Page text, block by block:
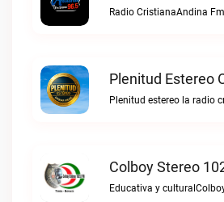
Radio CristianaAndina
Plenitud Estereo
Colboy Stereo
Educativa y